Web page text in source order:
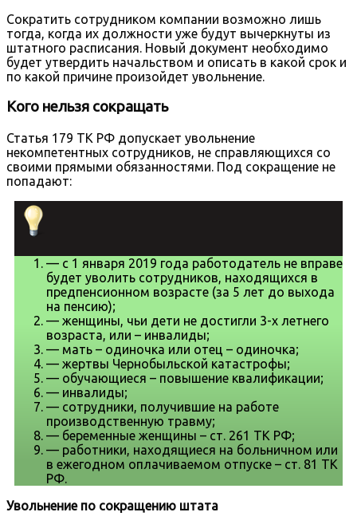
Сократить сотрудником компании возможно лишь
тогда, когда их должности уже будут вычеркнуты из
штатного расписания. Новый документ необходимо
будет утвердить начальством и описать в какой срок и
по какой причине произойдет увольнение.
Кого нельзя сокращать
Статья 179 ТК РФ допускает увольнение
некомпетентных сотрудников, не справляющихся со
своими прямыми обязанностями. Под сокращение не
попадают:
— с 1 января 2019 года работодатель не вправе
будет уволить сотрудников, находящихся в
предпенсионном возрасте (за 5 лет до выхода
на пенсию);
— женщины, чьи дети не достигли 3-х летнего
возраста, или – инвалиды;
— мать – одиночка или отец – одиночка;
— жертвы Чернобыльской катастрофы;
— обучающиеся – повышение квалификации;
— инвалиды;
— сотрудники, получившие на работе
производственную травму;
— беременные женщины – ст. 261 ТК РФ;
— работники, находящиеся на больничном или
в ежегодном оплачиваемом отпуске – ст. 81 ТК
РФ.
Увольнение по сокращению штата